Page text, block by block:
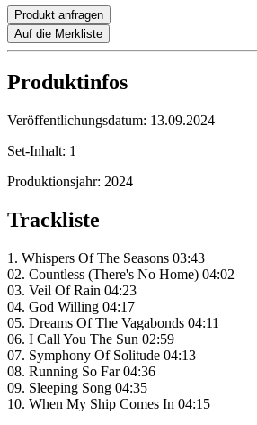
Produkt anfragen
Auf die Merkliste
Produktinfos
Veröffentlichungsdatum: 13.09.2024
Set-Inhalt: 1
Produktionsjahr: 2024
Trackliste
1. Whispers Of The Seasons 03:43
02. Countless (There's No Home) 04:02
03. Veil Of Rain 04:23
04. God Willing 04:17
05. Dreams Of The Vagabonds 04:11
06. I Call You The Sun 02:59
07. Symphony Of Solitude 04:13
08. Running So Far 04:36
09. Sleeping Song 04:35
10. When My Ship Comes In 04:15